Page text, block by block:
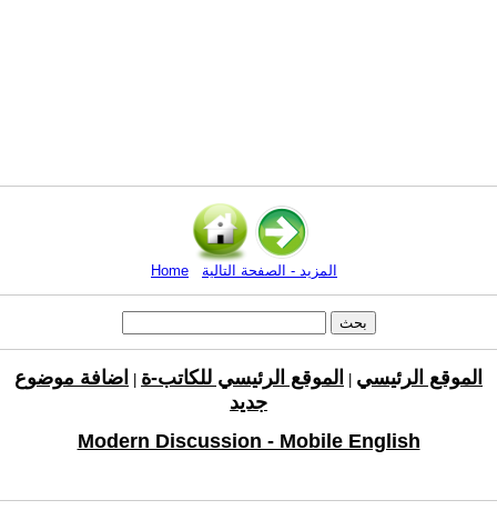
Home المزيد - الصفحة التالية
الموقع الرئيسي الموقع الرئيسي للكاتب-ة
اضافة موضوع
جديد
Modern Discussion - Mobile English